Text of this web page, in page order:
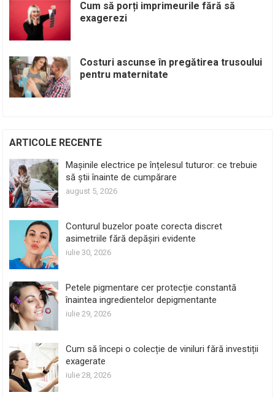
Cum să porți imprimeurile fără să
exagerezi
Costuri ascunse în pregătirea trusoului
pentru maternitate
ARTICOLE RECENTE
Mașinile electrice pe înțelesul tuturor: ce trebuie
să știi înainte de cumpărare
august 5, 2026
Conturul buzelor poate corecta discret
asimetriile fără depășiri evidente
iulie 30, 2026
Petele pigmentare cer protecție constantă
înaintea ingredientelor depigmentante
iulie 29, 2026
Cum să începi o colecție de viniluri fără investiții
exagerate
iulie 28, 2026